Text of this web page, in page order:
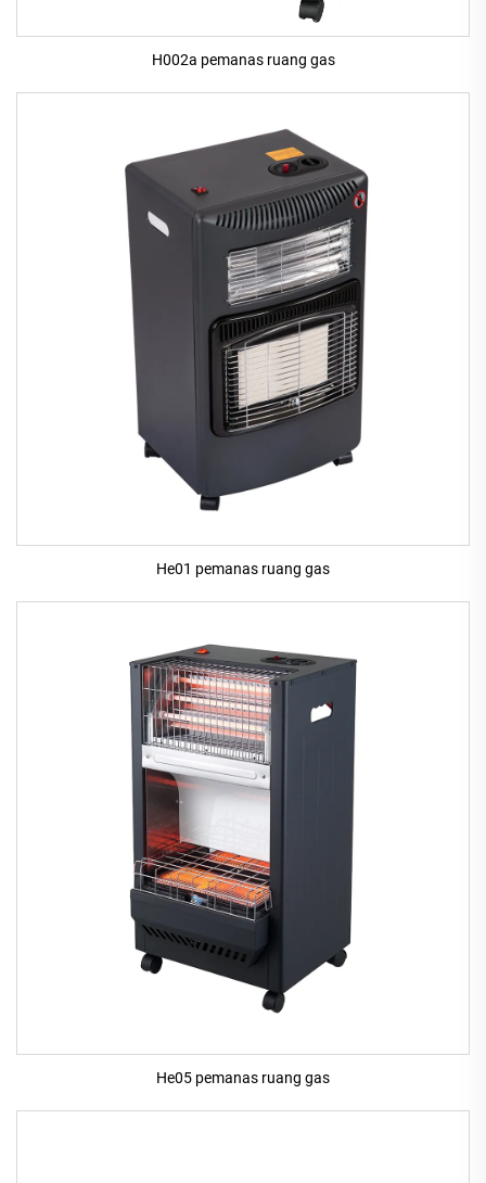
H002a pemanas ruang gas
He01 pemanas ruang gas
He05 pemanas ruang gas